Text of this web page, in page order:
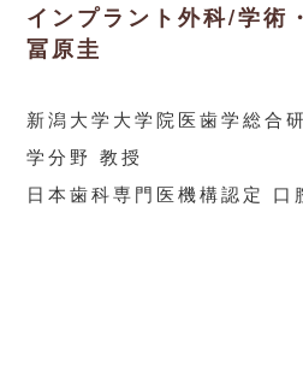
インプラント外科/学術
冨原圭
新潟大学大学院医歯学総合
学分野 教授
日本歯科専門医機構認定 口